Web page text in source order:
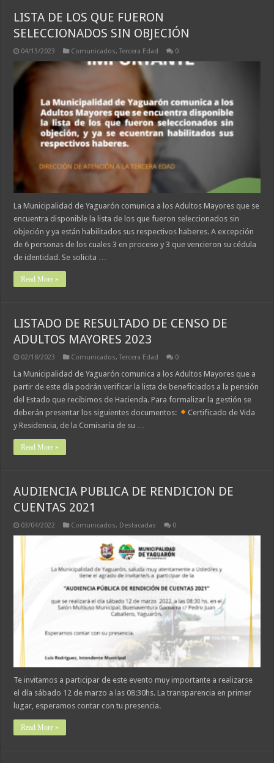
LISTA DE LOS QUE FUERON
SELECCIONADOS SIN OBJECIÓN
04/13/2023 Comunicados,Tercera Edad 0
La Municipalidad de Yaguarón comunica a los Adultos Mayores que se
encuentra disponible la lista de los que fueron seleccionados sin
objeción y ya están habilitados sus respectivos haberes. A excepción
de 6 personas de los cuales 3 en proceso y 3 que vencieron su cédula
de identidad. Se solicita …
Read More »
LISTADO DE RESULTADO DE CENSO DE
ADULTOS MAYORES 2023
02/18/2023 Comunicados,Tercera Edad 0
La Municipalidad de Yaguarón comunica a los Adultos Mayores que a
partir de este día podrán verificar la lista de beneficiados a la pensión
del Estado que recibimos de Hacienda. Para formalizar la gestión se
deberán presentar los siguientes documentos:
Certificado de Vida
y Residencia, de la Comisaría de su …
Read More »
AUDIENCIA PUBLICA DE RENDICION DE
CUENTAS 2021
03/04/2022 Comunicados, Destacadas 0
Te invitamos a participar de este evento muy importante a realizarse
el día sábado 12 de marzo a las 08:30hs. La transparencia en primer
lugar, esperamos contar con tu presencia.
Read More »